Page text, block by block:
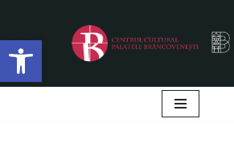
Deschide bara de
Sari
la
conținut